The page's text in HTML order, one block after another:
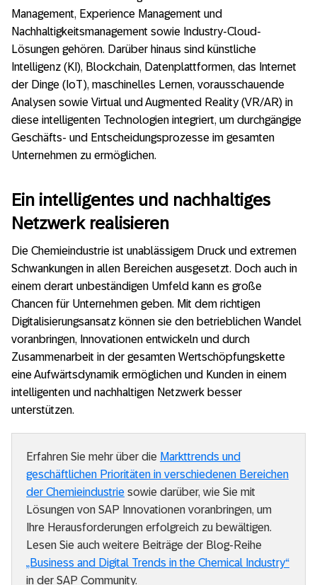
Management, Experience Management und
Nachhaltigkeitsmanagement sowie Industry-Cloud-
Lösungen gehören. Darüber hinaus sind künstliche
Intelligenz (KI), Blockchain, Datenplattformen, das Internet
der Dinge (IoT), maschinelles Lernen, vorausschauende
Analysen sowie Virtual und Augmented Reality (VR/AR) in
diese intelligenten Technologien integriert, um durchgängige
Geschäfts- und Entscheidungsprozesse im gesamten
Unternehmen zu ermöglichen.
Ein intelligentes und nachhaltiges
Netzwerk realisieren
Die Chemieindustrie ist unablässigem Druck und extremen
Schwankungen in allen Bereichen ausgesetzt. Doch auch in
einem derart unbeständigen Umfeld kann es große
Chancen für Unternehmen geben. Mit dem richtigen
Digitalisierungsansatz können sie den betrieblichen Wandel
voranbringen, Innovationen entwickeln und durch
Zusammenarbeit in der gesamten Wertschöpfungskette
eine Aufwärtsdynamik ermöglichen und Kunden in einem
intelligenten und nachhaltigen Netzwerk besser
unterstützen.
Erfahren Sie mehr über die Markttrends und
geschäftlichen Prioritäten in verschiedenen Bereichen
der Chemieindustrie sowie darüber, wie Sie mit
Lösungen von SAP Innovationen voranbringen, um
Ihre Herausforderungen erfolgreich zu bewältigen.
Lesen Sie auch weitere Beiträge der Blog-Reihe
„Business and Digital Trends in the Chemical Industry“
in der SAP Community.